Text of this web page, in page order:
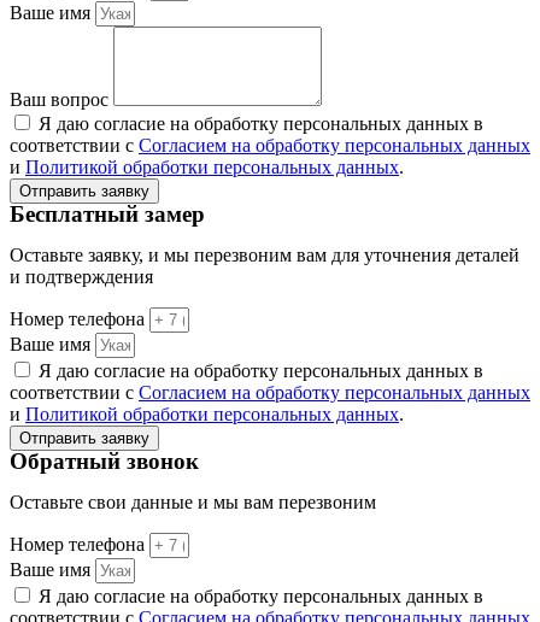
Ваше имя
Ваш вопрос
Я даю согласие на обработку персональных данных в
соответствии с Согласием на обработку персональных данных
и Политикой обработки персональных данных.
Отправить заявку
Бесплатный замер
Оставьте заявку, и мы перезвоним вам для уточнения деталей
и подтверждения
Номер телефона
Ваше имя
Я даю согласие на обработку персональных данных в
соответствии с Согласием на обработку персональных данных
и Политикой обработки персональных данных.
Отправить заявку
Обратный звонок
Оставьте свои данные и мы вам перезвоним
Номер телефона
Ваше имя
Я даю согласие на обработку персональных данных в